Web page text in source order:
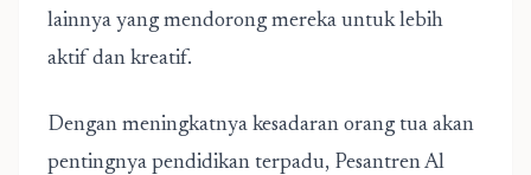
lainnya yang mendorong mereka untuk lebih
aktif dan kreatif.
Dengan meningkatnya kesadaran orang tua akan
pentingnya pendidikan terpadu, Pesantren Al